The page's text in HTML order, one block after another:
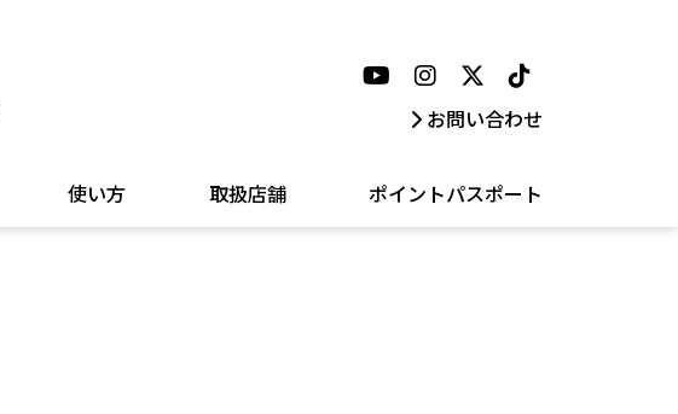
使い方 取扱店舗 ポイントパスポート
お問い合わせ